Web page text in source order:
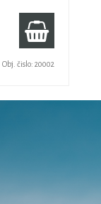
Obj. čislo: 20002